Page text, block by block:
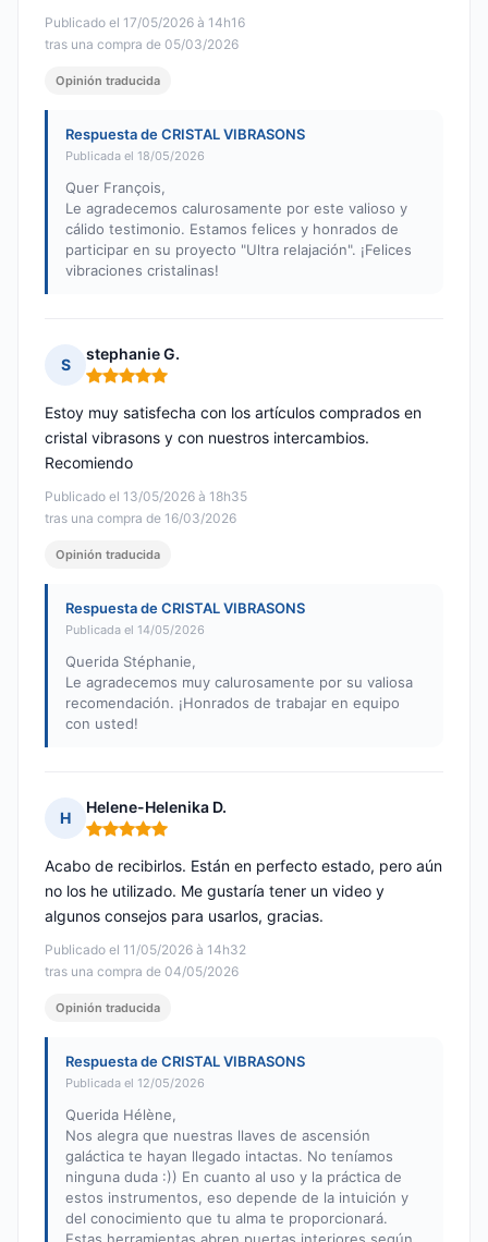
Publicado el 17/05/2026 à 14h16
tras una compra de 05/03/2026
Opinión traducida
Respuesta de CRISTAL VIBRASONS
Publicada el 18/05/2026
Quer François,
Le agradecemos calurosamente por este valioso y
cálido testimonio. Estamos felices y honrados de
participar en su proyecto "Ultra relajación". ¡Felices
vibraciones cristalinas!
S
stephanie G.
Nota: 5 de 5
Publicado el 13/05/2026 à 18h35
tras una compra de 16/03/2026
Estoy muy satisfecha con los artículos comprados en
cristal vibrasons y con nuestros intercambios.
Recomiendo
Opinión traducida
Respuesta de CRISTAL VIBRASONS
Publicada el 14/05/2026
Querida Stéphanie,
Le agradecemos muy calurosamente por su valiosa
recomendación. ¡Honrados de trabajar en equipo
con usted!
H
Helene-Helenika D.
Nota: 5 de 5
Publicado el 11/05/2026 à 14h32
tras una compra de 04/05/2026
Acabo de recibirlos. Están en perfecto estado, pero aún
no los he utilizado. Me gustaría tener un video y
algunos consejos para usarlos, gracias.
Opinión traducida
Respuesta de CRISTAL VIBRASONS
Publicada el 12/05/2026
Querida Hélène,
Nos alegra que nuestras llaves de ascensión
galáctica te hayan llegado intactas. No teníamos
ninguna duda :)) En cuanto al uso y la práctica de
estos instrumentos, eso depende de la intuición y
del conocimiento que tu alma te proporcionará.